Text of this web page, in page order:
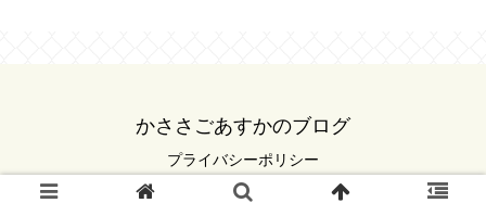
かささごあすかのブログ
プライバシーポリシー
© 2022 かささごあすかのブログ.